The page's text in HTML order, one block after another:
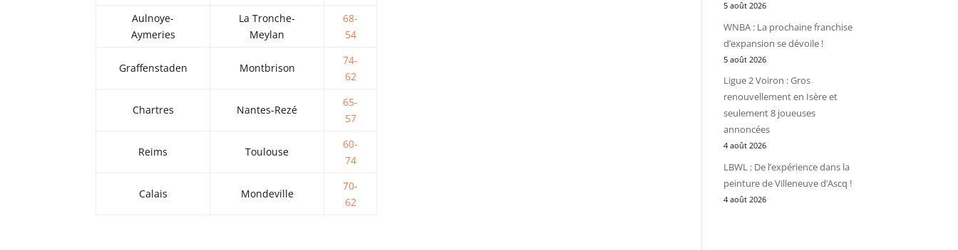
Aulnoye-
Aymeries
La Tronche-
Meylan
68-
54
Graffenstaden Montbrison
74-
62
Chartres Nantes-Rezé
65-
57
Reims Toulouse
60-
74
Calais Mondeville
70-
62
5 août 2026
WNBA : La prochaine franchise
d’expansion se dévoile !
5 août 2026
Ligue 2 Voiron : Gros
renouvellement en Isère et
seulement 8 joueuses
annoncées
4 août 2026
LBWL : De l’expérience dans la
peinture de Villeneuve d’Ascq !
4 août 2026